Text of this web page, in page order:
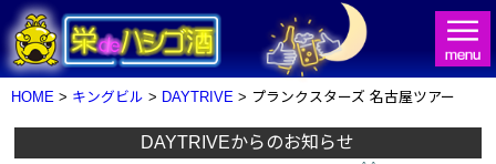
HOME > キングビル > DAYTRIVE > プランクスターズ 名古屋ツアー
DAYTRIVEからのお知らせ